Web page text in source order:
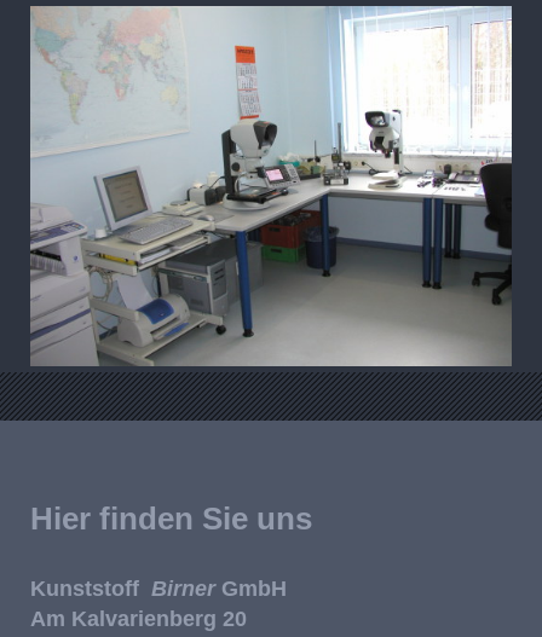
Hier finden Sie uns
Kunststoff BirnerGmbH
Am Kalvarienberg 20